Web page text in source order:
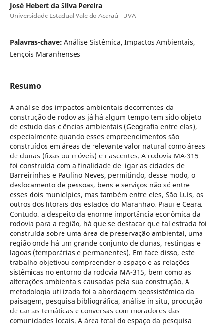
José Hebert da Silva Pereira
Universidade Estadual Vale do Acaraú - UVA
Palavras-chave: Análise Sistêmica, Impactos Ambientais,
Lençois Maranhenses
Resumo
A análise dos impactos ambientais decorrentes da
construção de rodovias já há algum tempo tem sido objeto
de estudo das ciências ambientais (Geografia entre elas),
especialmente quando esses empreendimentos são
construídos em áreas de relevante valor natural como áreas
de dunas (fixas ou móveis) e nascentes. A rodovia MA-315
foi construída com a finalidade de ligar as cidades de
Barreirinhas e Paulino Neves, permitindo, desse modo, o
deslocamento de pessoas, bens e serviços não só entre
esses dois municípios, mas também entre eles, São Luís, os
outros dos litorais dos estados do Maranhão, Piauí e Ceará.
Contudo, a despeito da enorme importância econômica da
rodovia para a região, há que se destacar que tal estrada foi
construída sobre uma área de preservação ambiental, uma
região onde há um grande conjunto de dunas, restingas e
lagoas (temporárias e permanentes). Em face disso, este
trabalho objetivou compreender o espaço e as relações
sistêmicas no entorno da rodovia MA-315, bem como as
alterações ambientais causadas pela sua construção. A
metodologia utilizada foi a abordagem geossistêmica da
paisagem, pesquisa bibliográfica, análise in situ, produção
de cartas temáticas e conversas com moradores das
comunidades locais. A área total do espaço da pesquisa